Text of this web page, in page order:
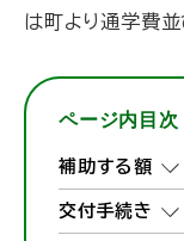
は町より通学費
ページ内目次
補助する額
交付手続き